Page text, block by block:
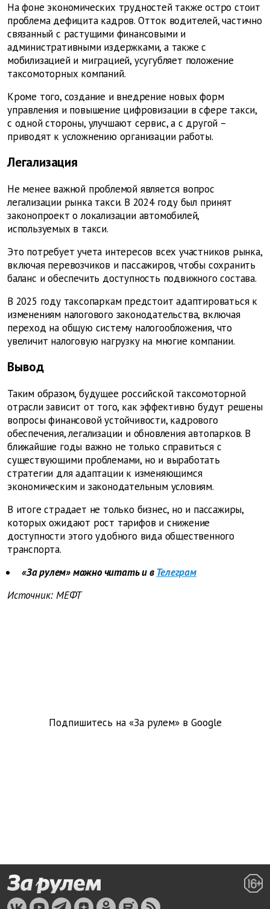
На фоне экономических трудностей также остро стоит
проблема дефицита кадров. Отток водителей, частично
связанный с растущими финансовыми и
административными издержками, а также с
мобилизацией и миграцией, усугубляет положение
таксомоторных компаний.
Кроме того, создание и внедрение новых форм
управления и повышение цифровизации в сфере такси,
с одной стороны, улучшают сервис, а с другой –
приводят к усложнению организации работы.
Легализация
Не менее важной проблемой является вопрос
легализации рынка такси. В 2024 году был принят
законопроект о локализации автомобилей,
используемых в такси.
Это потребует учета интересов всех участников рынка,
включая перевозчиков и пассажиров, чтобы сохранить
баланс и обеспечить доступность подвижного состава.
В 2025 году таксопаркам предстоит адаптироваться к
изменениям налогового законодательства, включая
переход на общую систему налогообложения, что
увеличит налоговую нагрузку на многие компании.
Вывод
Таким образом, будущее российской таксомоторной
отрасли зависит от того, как эффективно будут решены
вопросы финансовой устойчивости, кадрового
обеспечения, легализации и обновления автопарков. В
ближайшие годы важно не только справиться с
существующими проблемами, но и выработать
стратегии для адаптации к изменяющимся
экономическим и законодательным условиям.
В итоге страдает не только бизнес, но и пассажиры,
которых ожидают рост тарифов и снижение
доступности этого удобного вида общественного
транспорта.
«За рулем» можно читать и вТелеграм
Источник: МЕФТ
Подпишитесь на «За рулем» в Google